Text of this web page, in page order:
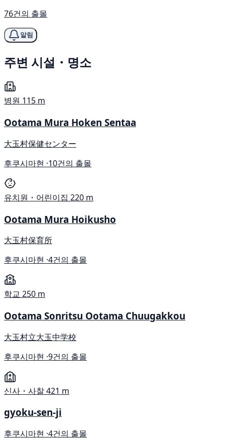
76건의 출몰
알림
주변 시설・명소
병원 115 m
Ootama Mura Hoken Sentaa
大玉村保健センター
후쿠시마현 ·10건의 출몰
유치원・어린이집 220 m
Ootama Mura Hoikusho
大玉村保育所
후쿠시마현 ·4건의 출몰
학교 250 m
Ootama Sonritsu Ootama Chuugakkou
大玉村立大玉中学校
후쿠시마현 ·9건의 출몰
신사・사찰421 m
gyoku-sen-ji
후쿠시마현 ·4건의 출몰